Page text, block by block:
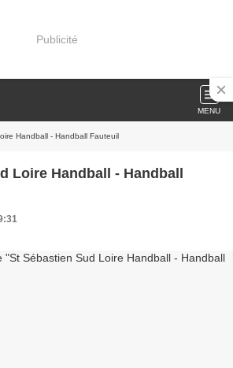
Publicité
MENU
Handball - Handball Fauteuil
Loire Handball - Handball